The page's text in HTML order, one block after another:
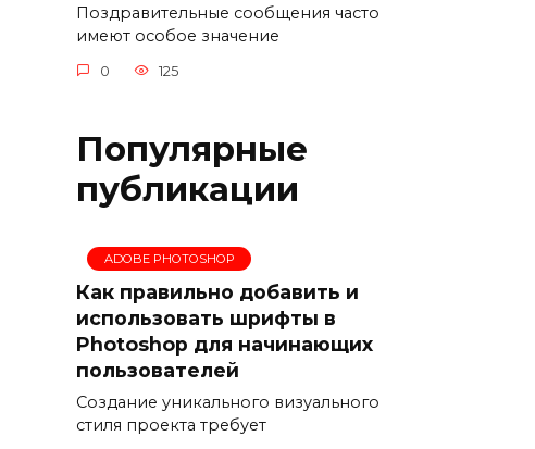
Поздравительные сообщения часто
имеют особое значение
0 125
Популярные
публикации
ADOBE PHOTOSHOP
Как правильно добавить и
использовать шрифты в
Photoshop для начинающих
пользователей
Создание уникального визуального
стиля проекта требует